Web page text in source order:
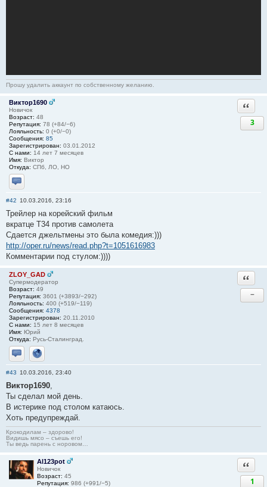
Прошу удалить аккаунт по собственному желанию.
Виктор1690
Новичок
Возраст: 48
Репутация: 78 (+84/−6)
Лояльность: 0 (+0/−0)
Сообщения: 85
Зарегистрирован: 03.01.2012
С нами: 14 лет 7 месяцев
Имя: Виктор
Откуда: СПб, ЛО, НО
Отправить личное сообщение
3
#42 10.03.2016, 23:16
Трейлер на корейский фильм
вкратце Т34 против самолета
Сдается джельтмены это была комедия:)))
http://oper.ru/news/read.php?t=1051616983
Комментарии под стулом:))))
ZLOY_GAD
Супермодератор
Возраст: 49
Репутация: 3601 (+3893/−292)
Лояльность: 400 (+519/−119)
Сообщения: 4378
Зарегистрирован: 20.11.2010
С нами: 15 лет 8 месяцев
Имя: Юрий
Откуда: Русь-Сталинград.
Отправить личное сообщение
Сайт
−
#43 10.03.2016, 23:40
Виктор1690
Ты сделал мой день.
В истерике под столом катаюсь.
Хоть предупреждай.
Крокодилам – здорово!
Видишь мясо – съешь его!
Ты ведь парень с норовом…
Al123pot
Новичок
Возраст: 45
Репутация: 986 (+991/−5)
1